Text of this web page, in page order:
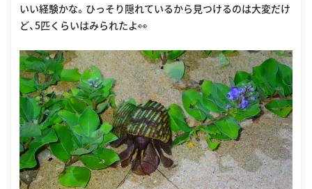
いい経験かな。ひっそり隠れているから見つけるのは大変だけ
ど、5匹くらいはみられたよ👀